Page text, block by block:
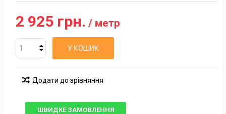
2 925 грн. / метр
У КОШИК
Додати до зрівняння
ШВИДКЕ ЗАМОВЛЕННЯ